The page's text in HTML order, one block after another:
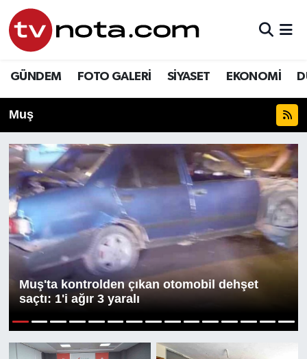
GÜNDEM FOTO GALERİ SİYASET EKONOMİ
Muş
Muş'ta kontrolden çıkan otomobil dehşet
saçtı: 1'i ağır 3 yaralı
1
GÜNDEM
DÜNYA
YURT
EĞİTİM
ÖZEL HABER
SAĞLIK
SPOR
Hava Durumu
Tüm Manşetler
Son Dakika Haberleri
Haber Arşivi